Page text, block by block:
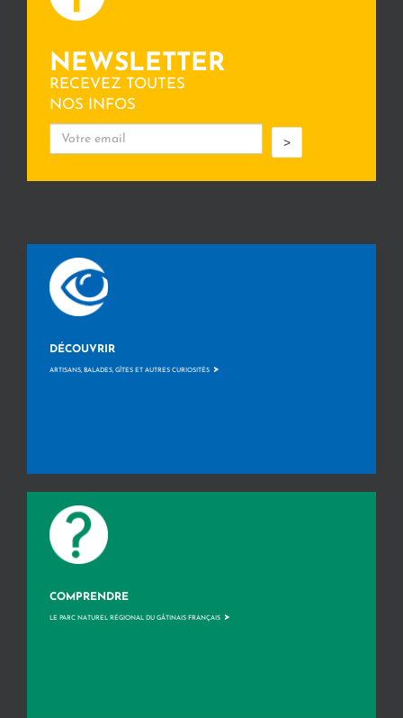
NEWSLETTER
RECEVEZ TOUTES
NOS INFOS
>
DÉCOUVRIR
ARTISANS, BALADES, GÎTES ET AUTRES CURIOSITÉS >
COMPRENDRE
LE PARC NATUREL RÉGIONAL DU GÂTINAIS FRANÇAIS >